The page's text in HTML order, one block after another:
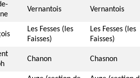
Vernantois Vernantois
Les Fesses (les
Faisses)
Les Fesses (les
Faisses)
Chanon Chasnon